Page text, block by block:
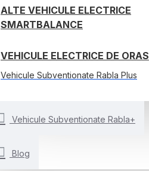
ALTE VEHICULE ELECTRICE
SMARTBALANCE
VEHICULE ELECTRICE DE ORAS
Vehicule Subventionate Rabla Plus
Vehicule Subventionate Rabla+
Blog